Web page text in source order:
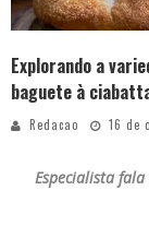
Explorando a
baguete à
Redacao 16 de
Especialista